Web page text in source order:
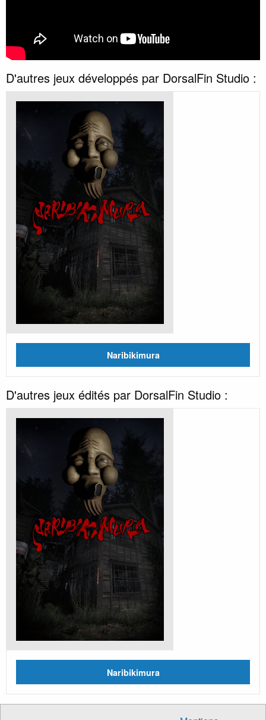
D'autres jeux développés par DorsalFin Studio :
Naribikimura
D'autres jeux édités par DorsalFin Studio :
Naribikimura